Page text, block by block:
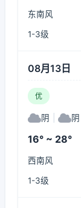
东南风
1-3级
08月13日
优
阴 阴
16° ~ 28°
西南风
1-3级